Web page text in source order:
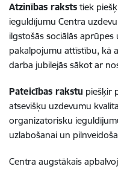
Atzinības raksts tiek
ieguldījumu Centra
ilgstošās sociālās
pakalpojumu attīstību, kā
darba jubilejās sākot ar
Pateicības rakstu piešķir
atsevišķu uzdevumu
organizatorisku
uzlabošanai un
Centra augstākais